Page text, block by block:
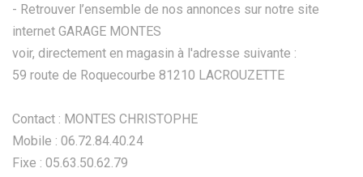
- Retrouver l’ensemble de nos annonces sur notre site
internet GARAGE MONTES
voir, directement en magasin à l'adresse suivante :
59 route de Roquecourbe 81210 LACROUZETTE
Contact : MONTES CHRISTOPHE
Mobile : 06.72.84.40.24
Fixe : 05.63.50.62.79